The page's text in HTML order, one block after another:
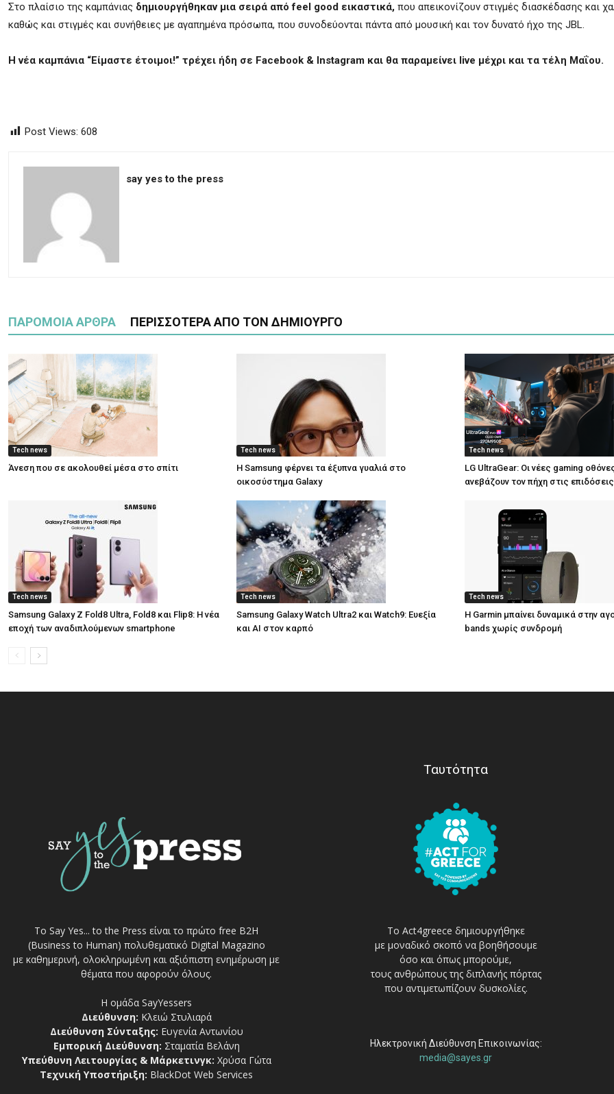
Στο πλαίσιο της καμπάνιας δημιουργήθηκαν μια σειρά από feel good εικαστικά, που απεικονίζουν στιγμές διασκέδασης και
καθώς και στιγμές και συνήθειες με αγαπημένα πρόσωπα, που συνοδεύονται πάντα από μουσική και τον δυνατό ήχο της JBL.
Η νέα καμπάνια “Είμαστε έτοιμοι!” τρέχει ήδη σε Facebook & Instagram και θα παραμείνει live μέχρι και τα τέλη Μαΐου.
Post Views: 608
say yes to the press
ΠΑΡΟΜΟΙΑ ΑΡΘΡΑ ΠΕΡΙΣΣΟΤΕΡΑ ΑΠΟ ΤΟΝ ΔΗΜΙΟΥΡΓΟ
Tech news
Άνεση που σε ακολουθεί μέσα στο σπίτι
Tech news
Η Samsung φέρνει τα έξυπνα γυαλιά στο
οικοσύστημα Galaxy
Tech news
LG UltraGear: Οι νέες gaming
ανεβάζουν τον πήχη στις επιδόσεις
Tech news
Samsung Galaxy Z Fold8 Ultra, Fold8 και Flip8: Η νέα
εποχή των αναδιπλούμενων smartphone
Tech news
Samsung Galaxy Watch Ultra2 και Watch9: Ευεξία
και AI στον καρπό
Tech news
Η Garmin μπαίνει δυναμικά στην
bands χωρίς συνδρομή
Το Say Yes... to the Press είναι το πρώτο free Β2Η
(Business to Human) πολυθεματικό Digital Magazino
με καθημερινή, ολοκληρωμένη και αξιόπιστη ενημέρωση με
θέματα που αφορούν όλους.
Η ομάδα SayYessers
Διεύθυνση: Κλειώ Στυλιαρά
Διεύθυνση Σύνταξης: Ευγενία Αντωνίου
Εμπορική Διεύθυνση: Σταματία Βελάνη
Υπεύθυνη Λειτουργίας & Μάρκετινγκ: Χρύσα Γώτα
Τεχνική Υποστήριξη: BlackDot Web Services
Ταυτότητα
Το Act4greece δημιουργήθηκε
με μοναδικό σκοπό να βοηθήσουμε
όσο και όπως μπορούμε,
τους ανθρώπους της διπλανής πόρτας
που αντιμετωπίζουν δυσκολίες.
Ηλεκτρονική Διεύθυνση Επικοινωνίας:
media@sayes.gr